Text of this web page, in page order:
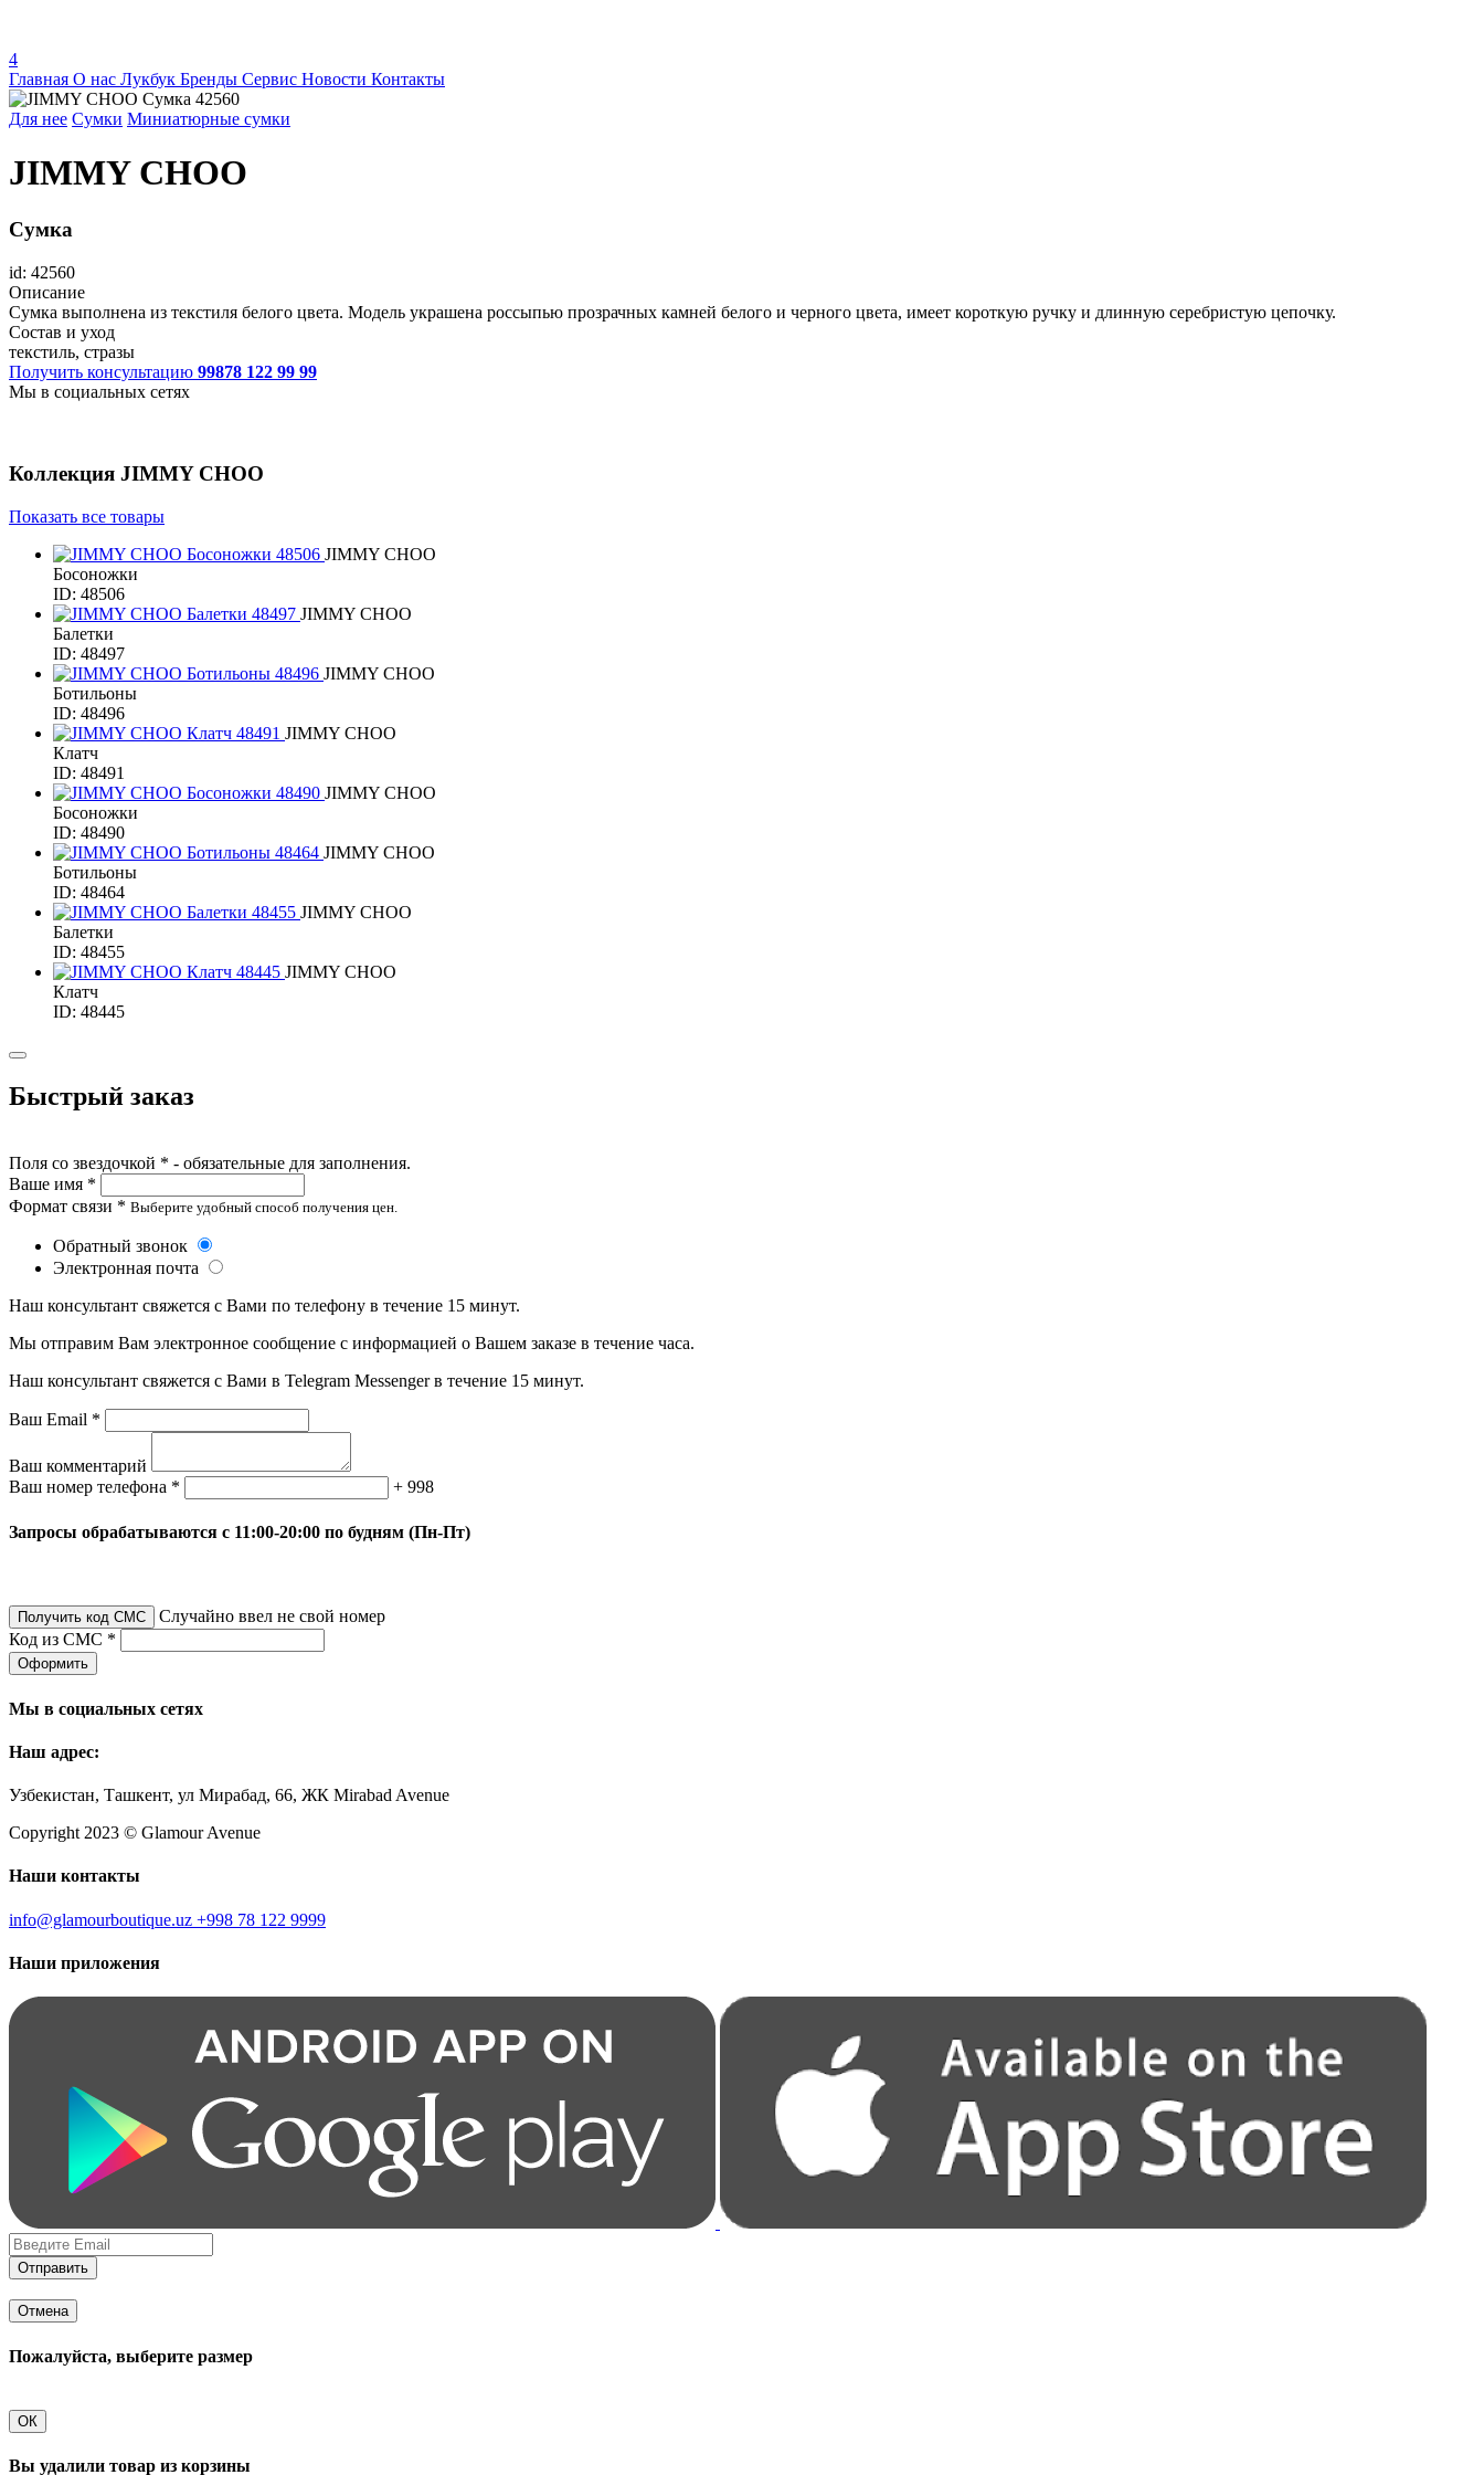
4
Главная О нас Лукбук Бренды Сервис Новости Контакты
Для нее Сумки Миниатюрные сумки
JIMMY CHOO
Сумка
id: 42560
Описание
Сумка выполнена из текстиля белого цвета. Модель украшена россыпью прозрачных камней белого и черного цвета, имеет короткую ручку и длинную серебристую цепочку.
Состав и уход
текстиль, стразы
Получить консультацию 99878 122 99 99
Мы в социальных сетях
Коллекция JIMMY CHOO
Показать все товары
JIMMY CHOO
Босоножки
ID: 48506
JIMMY CHOO
Балетки
ID: 48497
JIMMY CHOO
Ботильоны
ID: 48496
JIMMY CHOO
Клатч
ID: 48491
JIMMY CHOO
Босоножки
ID: 48490
JIMMY CHOO
Ботильоны
ID: 48464
JIMMY CHOO
Балетки
ID: 48455
JIMMY CHOO
Клатч
ID: 48445
Быстрый заказ
Поля со звездочкой * - обязательные для заполнения.
Ваше имя *
Формат связи * Выберите удобный способ получения цен.
Обратный звонок
Электронная почта
Наш консультант свяжется с Вами по телефону в течение 15 минут.
Мы отправим Вам электронное сообщение с информацией о Вашем заказе в течение часа.
Наш консультант свяжется с Вами в Telegram Messenger в течение 15 минут.
Ваш Email *
Ваш комментарий
Ваш номер телефона *
+ 998
Запросы обрабатываются с 11:00-20:00 по будням (Пн-Пт)
Получить код СМС
Случайно ввел не свой номер
Код из СМС *
Оформить
Мы в социальных сетях
Наш адрес:
Узбекистан, Ташкент, ул Мирабад, 66, ЖК Mirabad Avenue
Copyright 2023 © Glamour Avenue
Наши контакты
info@glamourboutique.uz +998 78 122 9999
Наши приложения
Отправить
Отмена
Пожалуйста, выберите размер
ОК
Вы удалили товар из корзины